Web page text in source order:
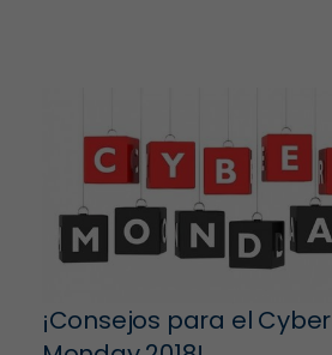
¡Consejos para el Cyber